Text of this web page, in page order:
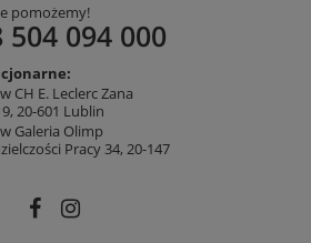
pomożemy!
504 094 000
CH E. Leclerc Zana
20-601 Lublin
Galeria Olimp
Pracy 34, 20-147